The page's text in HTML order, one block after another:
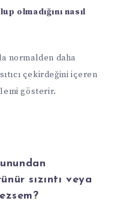
olmadığını nasıl
normalden daha
çekirdeğini içeren
gösterir.
sızıntı veya